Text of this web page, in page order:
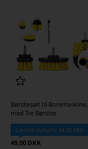
Børstesæt til
med Tre Børster
Laveste stykpris: 44,00 DKK
49,00 DKK